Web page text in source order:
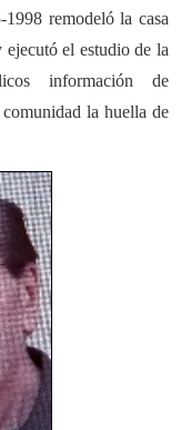
1998 remodeló la casa
el estudio de la
información de
la huella de